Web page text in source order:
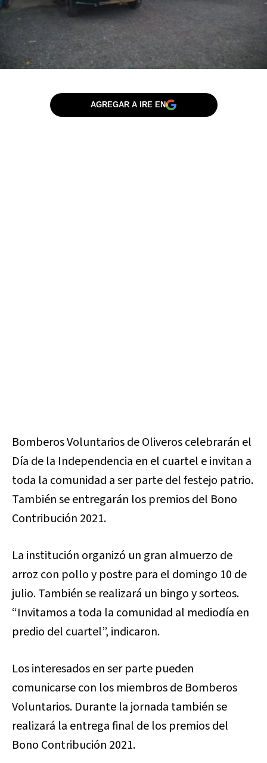
AGREGAR A IRE EN
Bomberos Voluntarios de Oliveros celebrarán el
Día de la Independencia en el cuartel e invitan a
toda la comunidad a ser parte del festejo patrio.
También se entregarán los premios del Bono
Contribución 2021.
La institución organizó un gran almuerzo de
arroz con pollo y postre para el domingo 10 de
julio. También se realizará un bingo y sorteos.
“Invitamos a toda la comunidad al mediodía en
predio del cuartel”, indicaron.
Los interesados en ser parte pueden
comunicarse con los miembros de Bomberos
Voluntarios. Durante la jornada también se
realizará la entrega final de los premios del
Bono Contribución 2021.